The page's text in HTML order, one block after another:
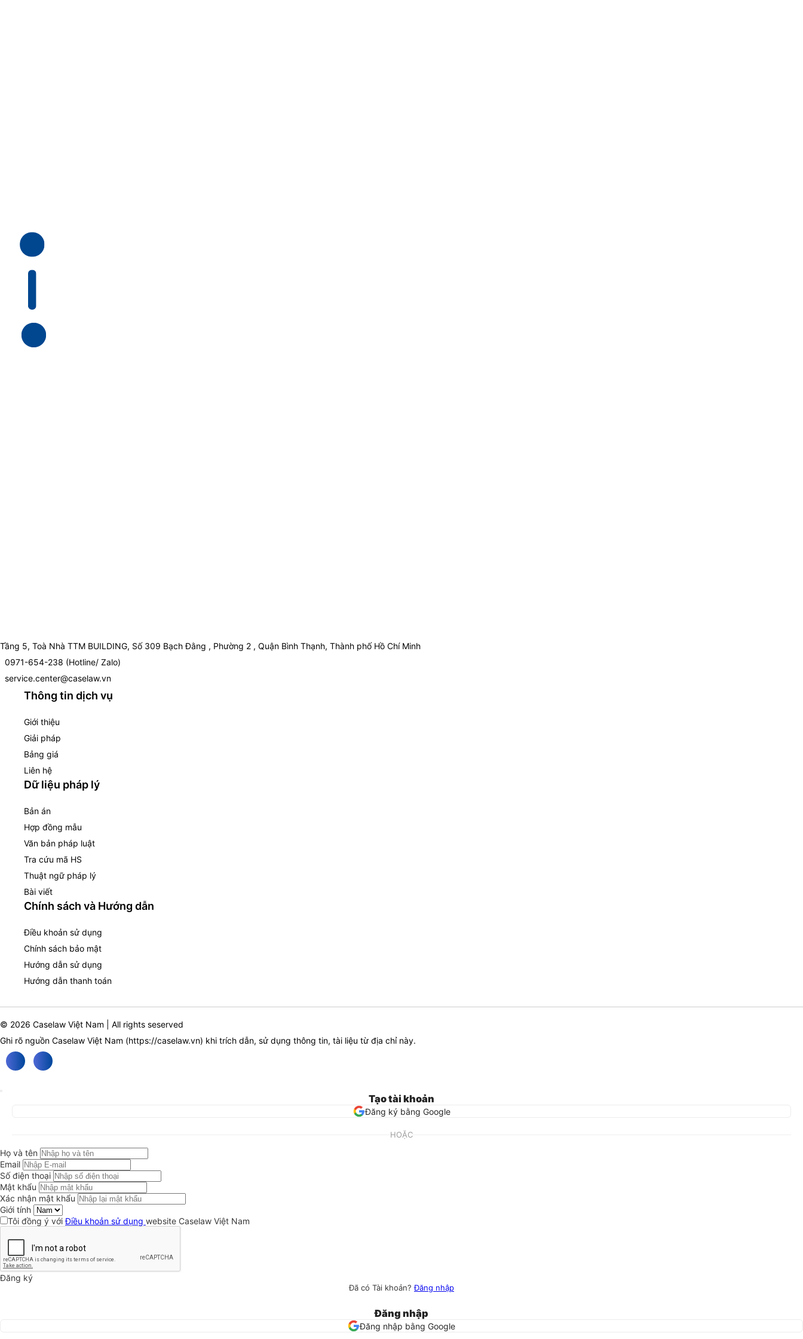
Tầng 5, Toà Nhà TTM BUILDING, Số 309 Bạch Đằng , Phường 2 , Quận Bình Thạnh, Thành phố Hồ Chí Minh
0971-654-238 (Hotline/ Zalo)
service.center@caselaw.vn
Thông tin dịch vụ
Giới thiệu
Giải pháp
Bảng giá
Liên hệ
Dữ liệu pháp lý
Bản án
Hợp đồng mẫu
Văn bản pháp luật
Tra cứu mã HS
Thuật ngữ pháp lý
Bài viết
Chính sách và Hướng dẫn
Điều khoản sử dụng
Chính sách bảo mật
Hướng dẫn sử dụng
Hướng dẫn thanh toán
© 2026 Caselaw Việt Nam | All rights seserved
Ghi rõ nguồn Caselaw Việt Nam (https://caselaw.vn) khi trích dẫn, sử dụng thông tin, tài liệu từ địa chỉ này.
Tạo tài khoản
Đăng ký bằng Google
HOẶC
Họ và tên
Email
Số điện thoại
Mật khẩu
Xác nhận mật khẩu
Giới tính
Tôi đồng ý vớiĐiều khoản sử dụng website Caselaw Việt Nam
Đăng ký
Đã có Tài khoản?Đăng nhập
Đăng nhập
Đăng nhập bằng Google